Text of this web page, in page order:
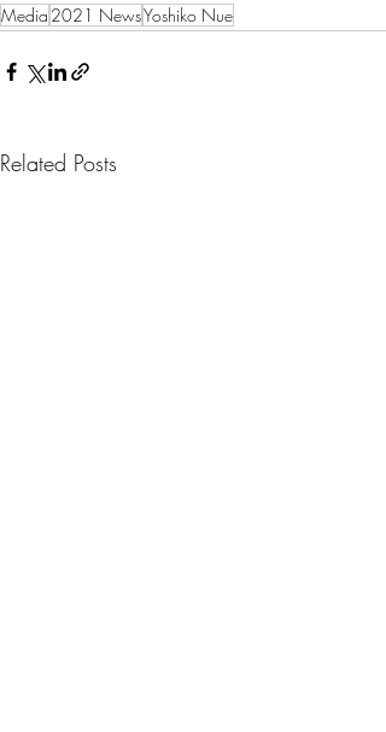
Media 2021 NewsYoshiko Nue
Related Posts